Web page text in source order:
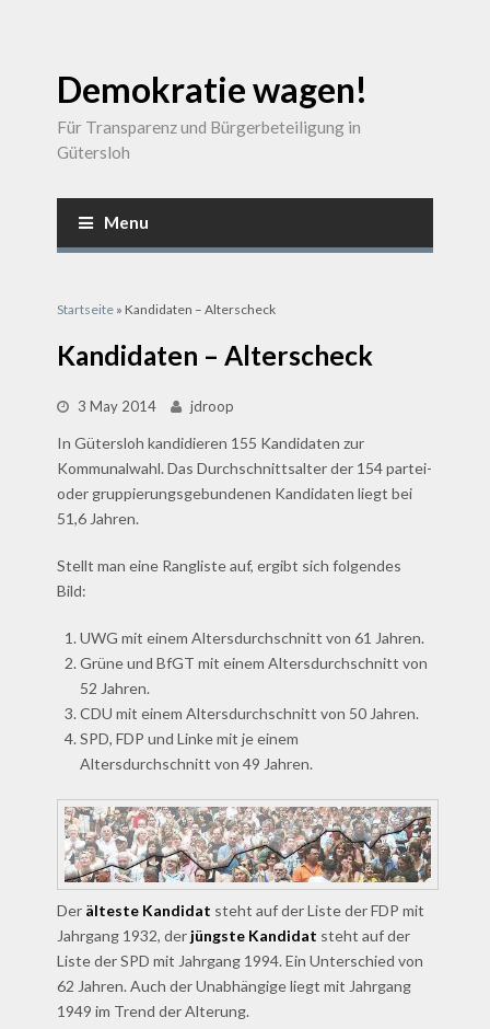
Demokratie wagen!
Für Transparenz und Bürgerbeteiligung in
Gütersloh
Menu
Sie sind hier
Startseite » Kandidaten – Alterscheck
Kandidaten – Alterscheck
3 May 2014 jdroop
In Gütersloh kandidieren 155 Kandidaten zur
Kommunalwahl. Das Durchschnittsalter der 154 partei-
oder gruppierungsgebundenen Kandidaten liegt bei
51,6 Jahren.
Stellt man eine Rangliste auf, ergibt sich folgendes
Bild:
UWG mit einem Altersdurchschnitt von 61 Jahren.
Grüne und BfGT mit einem Altersdurchschnitt von
52 Jahren.
CDU mit einem Altersdurchschnitt von 50 Jahren.
SPD, FDP und Linke mit je einem
Altersdurchschnitt von 49 Jahren.
Der älteste Kandidat steht auf der Liste der FDP mit
Jahrgang 1932, der jüngste Kandidat steht auf der
Liste der SPD mit Jahrgang 1994. Ein Unterschied von
62 Jahren. Auch der Unabhängige liegt mit Jahrgang
1949 im Trend der Alterung.